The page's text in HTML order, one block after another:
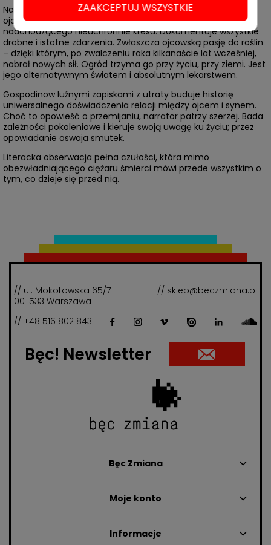
Narrator imieniem Georgi obserwuje ostatni miesiąc życia
ojca. Towarzyszy mu, czuwa nad nim, świadomy
nadchodzącego nieuchronnie kresu. Dokumentuje wszystkie
drobne i istotne zdarzenia. Zwłaszcza ojcowską pasję do roślin
– dzięki którym, po zwalczeniu raka kilkanaście lat wcześniej,
nabrał nowych sił. Ogród trzyma go przy życiu, przy ziemi. Jest
jego alternatywnym światem i absolutnym lekarstwem.
Gospodinow luźnymi zapiskami z utraty buduje historię
uniwersalnego doświadczenia relacji między ojcem i synem.
Choć to opowieść o przemijaniu, narrator patrzy szerzej. Bada
zależności pokoleniowe i kieruje swoją uwagę ku życiu; przez
opowiadanie oswaja smutek.
Literacka obserwacja pełna czułości, która mimo
obezwładniającego ciężaru śmierci mówi przede wszystkim o
tym, co dzieje się przed nią.
// ul. Mokotowska 65/7
00-533 Warszawa
// sklep@beczmiana.pl
// +48 516 802 843
Bęc! Newsletter
Bęc Zmiana
Moje konto
Informacje
ZAAKCEPTUJ WSZYSTKIE